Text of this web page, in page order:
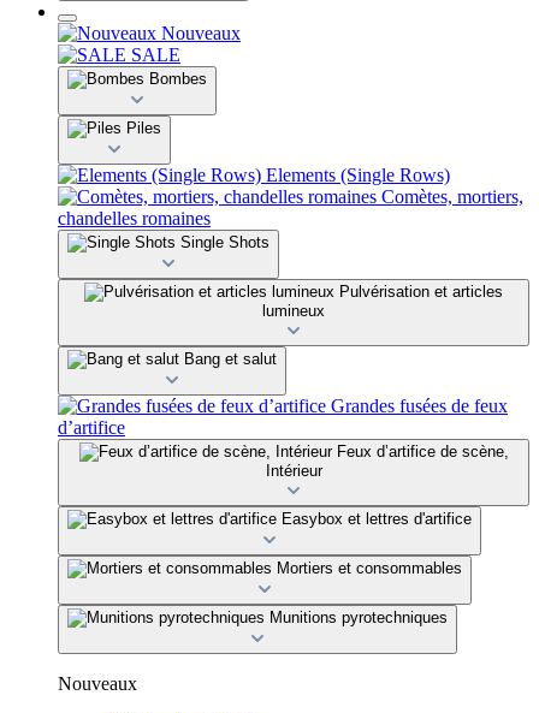
Nouveaux
SALE
Bombes
Piles
Elements (Single Rows)
Comètes, mortiers,
chandelles romaines
Single Shots
Pulvérisation et articles
lumineux
Bang et salut
Grandes fusées de feux
d’artifice
Feux d’artifice de scène,
Intérieur
Easybox et lettres d'artifice
Mortiers et consommables
Munitions pyrotechniques
Nouveaux